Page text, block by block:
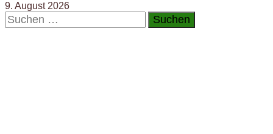
9. August 2026
Suchen
nach: